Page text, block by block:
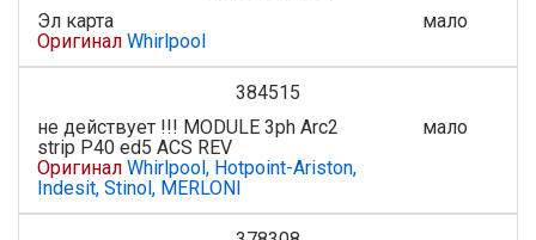
Эл карта
Оригинал Whirlpool
мало
384515
не действует !!! MODULE 3ph Arc2
strip P40 ed5 ACS REV
Оригинал Whirlpool, Hotpoint-Ariston,
Indesit, Stinol, MERLONI
мало